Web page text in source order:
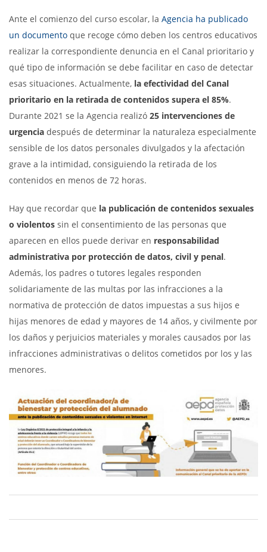
Ante el comienzo del curso escolar, la Agencia ha publicado
un documento que recoge cómo deben los centros educativos
realizar la correspondiente denuncia en el Canal prioritario y
qué tipo de información se debe facilitar en caso de detectar
esas situaciones. Actualmente, la efectividad del Canal
prioritario en la retirada de contenidos supera el 85%.
Durante 2021 se la Agencia realizó 25 intervenciones de
urgencia después de determinar la naturaleza especialmente
sensible de los datos personales divulgados y la afectación
grave a la intimidad, consiguiendo la retirada de los
contenidos en menos de 72 horas.
Hay que recordar que la publicación de contenidos sexuales
o violentos sin el consentimiento de las personas que
aparecen en ellos puede derivar en responsabilidad
administrativa por protección de datos, civil y penal.
Además, los padres o tutores legales responden
solidariamente de las multas por las infracciones a la
normativa de protección de datos impuestas a sus hijos e
hijas menores de edad y mayores de 14 años, y civilmente por
los daños y perjuicios materiales y morales causados por las
infracciones administrativas o delitos cometidos por los y las
menores.